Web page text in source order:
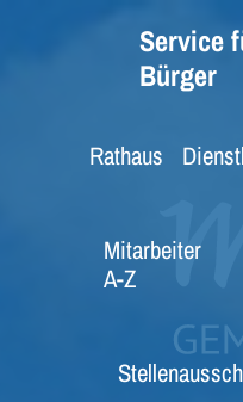
Service
Bürger
Rathaus
Mitarbeiter
A-Z